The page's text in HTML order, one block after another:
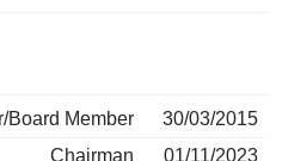
Board Member
30/03/2015
Chairman
01/11/2023